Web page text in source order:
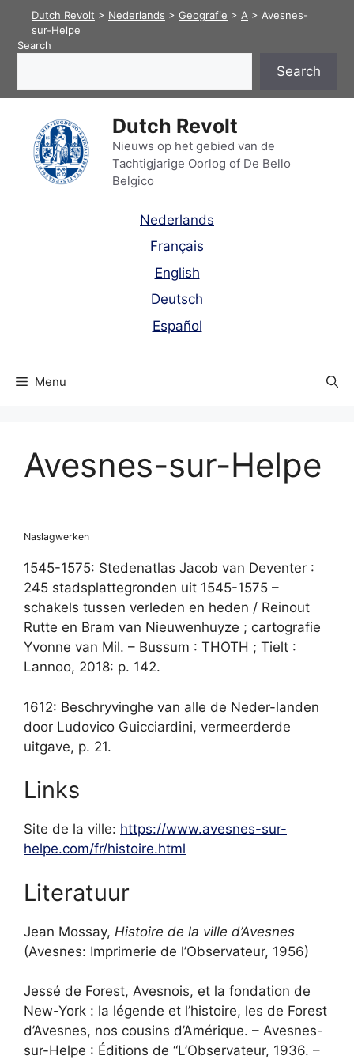
content
Dutch Revolt > Nederlands > Geografie > A > Avesnes-
sur-Helpe
Search
Search
Dutch Revolt
Nieuws op het gebied van de
Tachtigjarige Oorlog of De Bello
Belgico
Nederlands
Français
English
Deutsch
Español
Menu
Avesnes-sur-Helpe
Naslagwerken
1545-1575: Stedenatlas Jacob van Deventer :
245 stadsplattegronden uit 1545-1575 –
schakels tussen verleden en heden / Reinout
Rutte en Bram van Nieuwenhuyze ; cartografie
Yvonne van Mil. – Bussum : THOTH ; Tielt :
Lannoo, 2018: p. 142.
1612: Beschryvinghe van alle de Neder-landen
door Ludovico Guicciardini, vermeerderde
uitgave, p. 21.
Links
Site de la ville: https://www.avesnes-sur-
helpe.com/fr/histoire.html
Literatuur
Jean Mossay, Histoire de la ville d’Avesnes
(Avesnes: Imprimerie de l’Observateur, 1956)
Jessé de Forest, Avesnois, et la fondation de
New-York : la légende et l’histoire, les de Forest
d’Avesnes, nos cousins d’Amérique. – Avesnes-
sur-Helpe : Éditions de “L’Observateur, 1936. –